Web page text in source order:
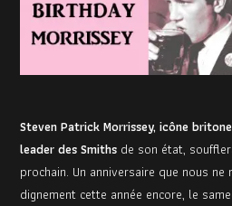
Steven Patrick Morrissey, icône
leader des Smiths de son état,
prochain. Un anniversaire que nous
dignement cette année encore, le